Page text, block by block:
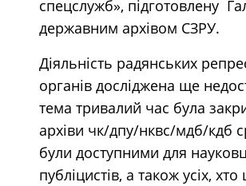
спецслужб», підготовлену
державним архівом СЗРУ.
Діяльність радянських
органів досліджена ще
тема тривалий час була
архіви чк/дпу/нквс/мдб/кдб
були доступними для
публіцистів, а також усіх, хто